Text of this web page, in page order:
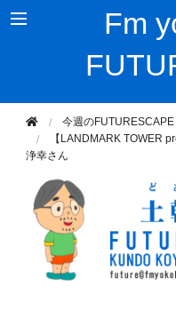
Fm
今週のFUTURESCAPE
【LANDMARK TOWER
浄幸さん